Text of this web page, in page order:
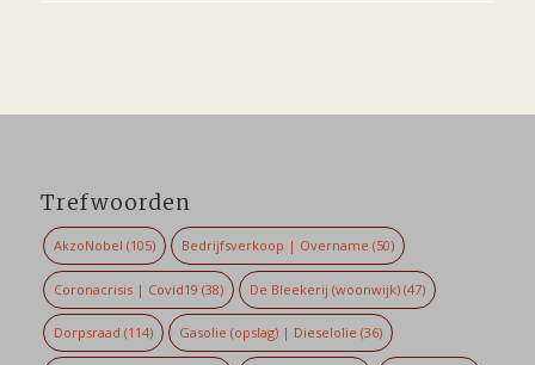
Trefwoorden
AkzoNobel (105) Bedrijfsverkoop | Overname (50)
Coronacrisis | Covid19 (38) De Bleekerij (woonwijk) (47)
Dorpsraad (114) Gasolie (opslag) | Dieselolie (36)